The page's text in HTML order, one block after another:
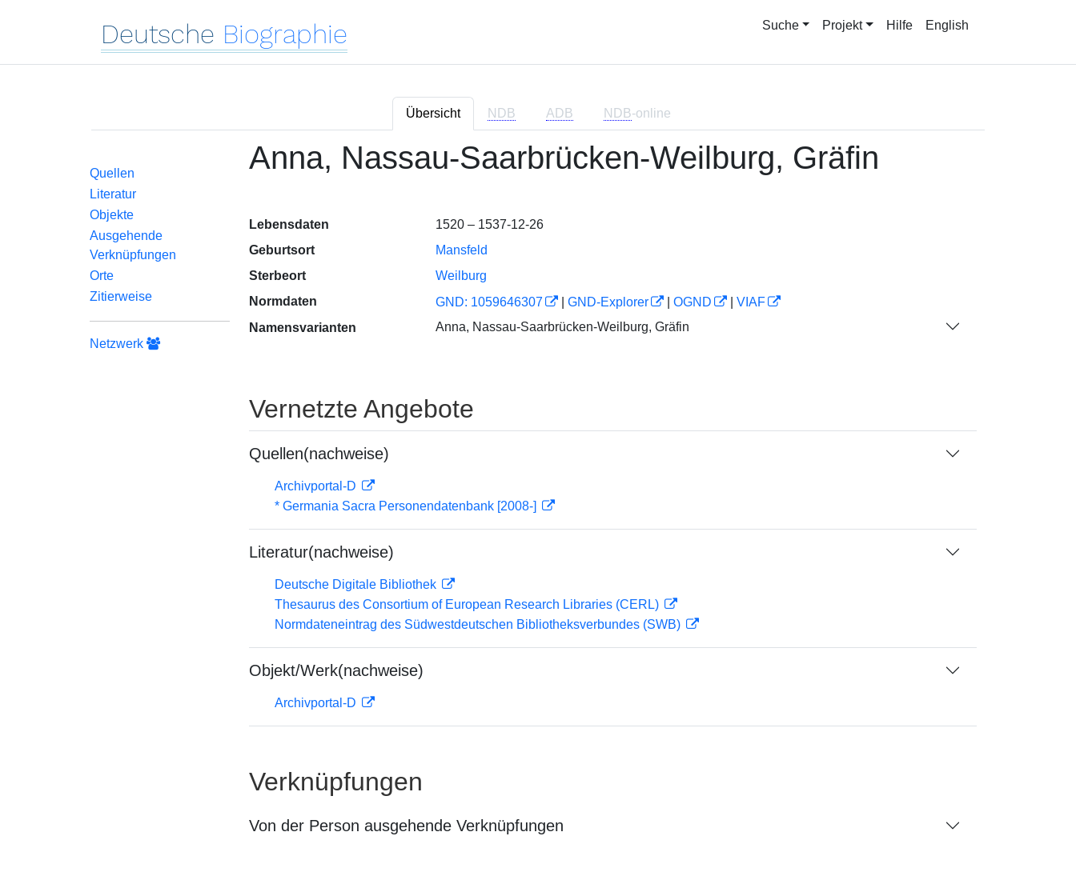
Deutsche Biographie Suche Projekt Hilfe English
Übersicht NDB ADB NDB-online
Quellen
Literatur
Objekte
Ausgehende
Verknüpfungen
Orte
Zitierweise
Netzwerk
Anna, Nassau-Saarbrücken-Weilburg, Gräfin
Lebensdaten
1520 – 1537-12-26
Geburtsort
Mansfeld
Sterbeort
Weilburg
Normdaten
GND: 1059646307 GND-Explorer OGND
VIAF
Namensvarianten
Anna, Nassau-Saarbrücken-Weilburg, Gräfin
Vernetzte Angebote
Quellen(nachweise)
Archivportal-D
* Germania Sacra Personendatenbank [2008-]
Literatur(nachweise)
Deutsche Digitale Bibliothek
Thesaurus des Consortium of European Research Libraries (CERL)
Normdateneintrag des Südwestdeutschen Bibliotheksverbundes (SWB)
Objekt/Werk(nachweise)
Archivportal-D
Verknüpfungen
Von der Person ausgehende Verknüpfungen